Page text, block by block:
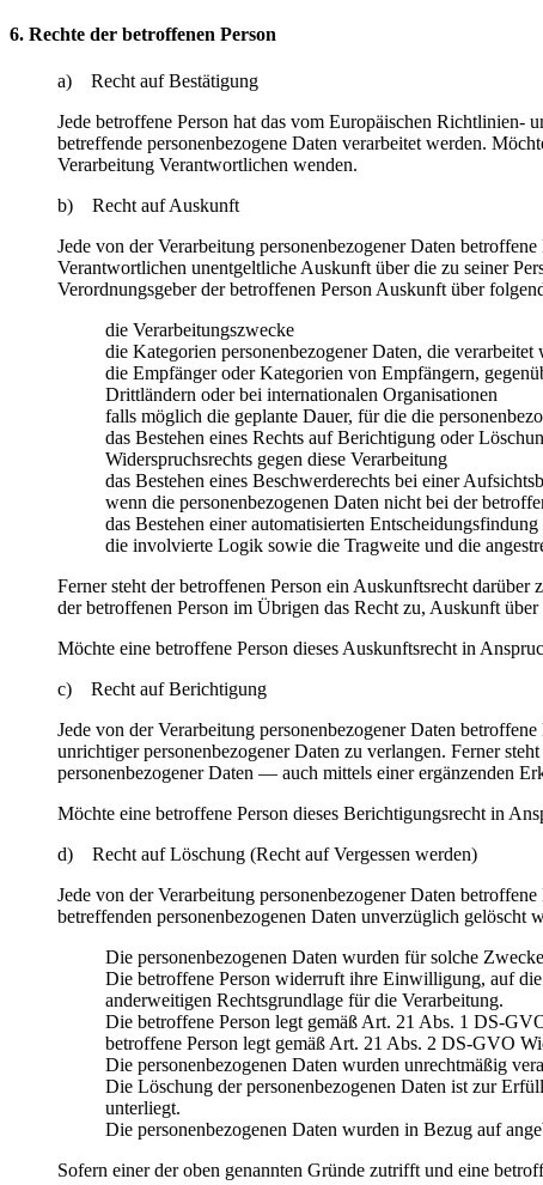
6. Rechte der betroffenen Person
a) Recht auf Bestätigung
Jede betroffene Person hat das vom Europäischen Richtlinien-
betreffende personenbezogene Daten verarbeitet werden.
Verarbeitung Verantwortlichen wenden.
b) Recht auf Auskunft
Jede von der Verarbeitung personenbezogener Daten
Verantwortlichen unentgeltliche Auskunft über die zu seiner
Verordnungsgeber der betroffenen Person Auskunft über
die Verarbeitungszwecke
die Kategorien personenbezogener Daten, die verarbeitet
die Empfänger oder Kategorien von Empfängern,
Drittländern oder bei internationalen Organisationen
falls möglich die geplante Dauer, für die die
das Bestehen eines Rechts auf Berichtigung oder
Widerspruchsrechts gegen diese Verarbeitung
das Bestehen eines Beschwerderechts bei einer
wenn die personenbezogenen Daten nicht bei der
das Bestehen einer automatisierten
die involvierte Logik sowie die Tragweite und die
Ferner steht der betroffenen Person ein Auskunftsrecht
der betroffenen Person im Übrigen das Recht zu, Auskunft
Möchte eine betroffene Person dieses Auskunftsrecht in
c) Recht auf Berichtigung
Jede von der Verarbeitung personenbezogener Daten
unrichtiger personenbezogener Daten zu verlangen. Ferner
personenbezogener Daten — auch mittels einer ergänzenden
Möchte eine betroffene Person dieses Berichtigungsrecht in
d) Recht auf Löschung (Recht auf Vergessen werden)
Jede von der Verarbeitung personenbezogener Daten
betreffenden personenbezogenen Daten unverzüglich
Die personenbezogenen Daten wurden für solche
Die betroffene Person widerruft ihre Einwilligung, auf
anderweitigen Rechtsgrundlage für die Verarbeitung.
Die betroffene Person legt gemäß Art. 21 Abs. 1 DS-
betroffene Person legt gemäß Art. 21 Abs. 2 DS-GVO
Die personenbezogenen Daten wurden unrechtmäßig
Die Löschung der personenbezogenen Daten ist zur
unterliegt.
Die personenbezogenen Daten wurden in Bezug auf
Sofern einer der oben genannten Gründe zutrifft und eine